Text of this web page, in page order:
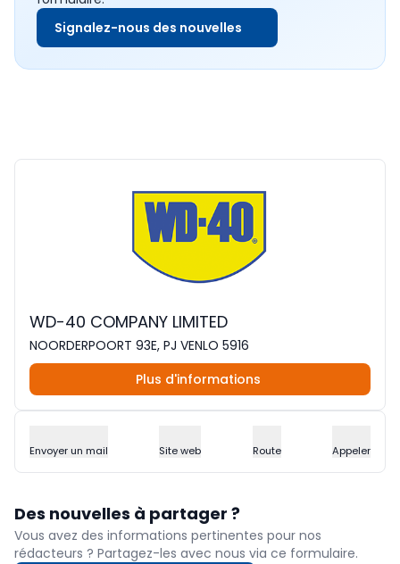
Signalez-nous des nouvelles
WD-40 COMPANY LIMITED
NOORDERPOORT 93E, PJ VENLO 5916
Plus d'informations
Envoyer un mail Site web Route Appeler
Des nouvelles à partager ?
Vous avez des informations pertinentes pour nos
rédacteurs ? Partagez-les avec nous via ce formulaire.